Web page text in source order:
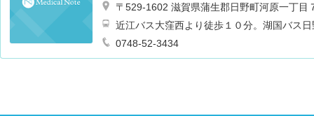
〒529-1602 滋賀県蒲生郡日野町河原一丁目
近江バス大窪西より徒歩１０分。湖国バス
0748-52-3434